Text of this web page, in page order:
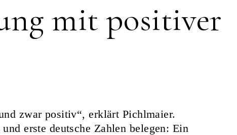
mit positiver
zwar positiv“, erklärt Pichlmaier.
erste deutsche Zahlen belegen: Ein